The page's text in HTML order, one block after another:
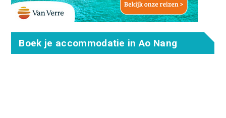
Boek je accommodatie in Ao Nang